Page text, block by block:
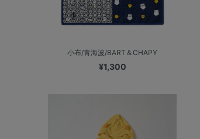
小布/青海波/BART＆CHAPY
¥1,300